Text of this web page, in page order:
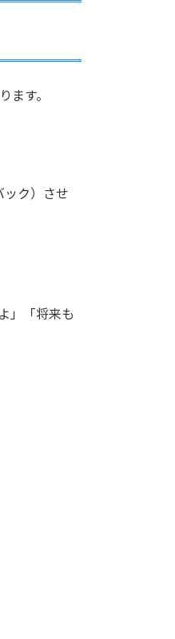
す。
ク）させ
」「将来も